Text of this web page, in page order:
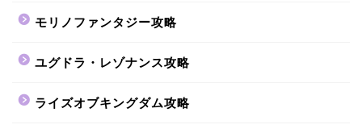
モリノファンタジー攻略
ユグドラ・レゾナンス攻略
ライズオブキングダム攻略